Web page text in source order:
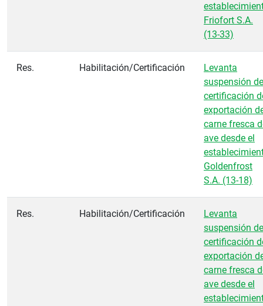
Friofort S.A.
(13-33)
Res. Habilitación/Certificación
Levanta
suspensión de
certificación
exportación
carne fresca
ave desde el
Goldenfrost
S.A. (13-18)
Res. Habilitación/Certificación
Levanta
suspensión de
certificación
exportación
carne fresca
ave desde el